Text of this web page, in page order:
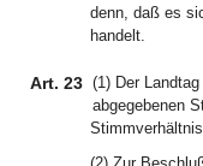
denn, daß es
handelt.
Art. 23 (1) Der
abgegebenen